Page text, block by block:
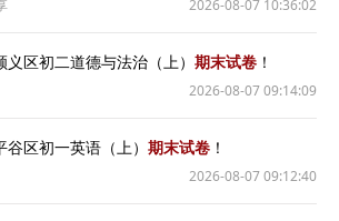
2026-08-07 10:36:02
区初二道德与法治（上） 期末试卷 ！
2026-08-07 09:14:09
区初一英语（上） 期末试卷 ！
2026-08-07 09:12:40